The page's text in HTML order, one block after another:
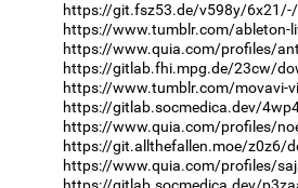
https://git.fsz53.de/v598y/
https://www.tumblr.com/ableton-
https://www.quia.com/profiles/
https://gitlab.fhi.mpg.de/23cw/
https://www.tumblr.com/movavi-
https://gitlab.socmedica.dev/
https://www.quia.com/profiles/
https://git.allthefallen.moe/z0z6/
https://www.quia.com/profiles/